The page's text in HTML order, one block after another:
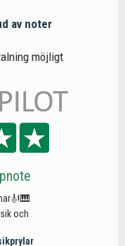
av noter
möjligt
och